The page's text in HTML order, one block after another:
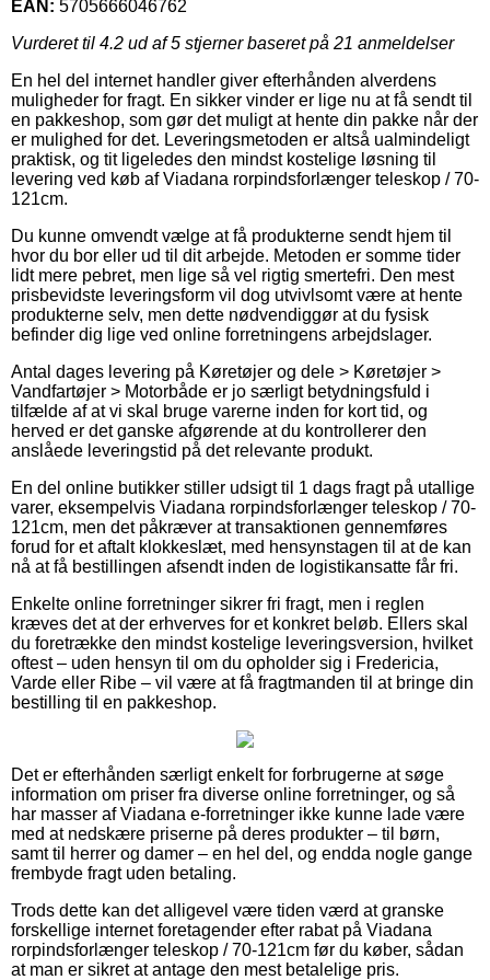
EAN: 5705666046762
Vurderet til 4.2 ud af 5 stjerner baseret på 21 anmeldelser
En hel del internet handler giver efterhånden alverdens
muligheder for fragt. En sikker vinder er lige nu at få sendt til
en pakkeshop, som gør det muligt at hente din pakke når der
er mulighed for det. Leveringsmetoden er altså ualmindeligt
praktisk, og tit ligeledes den mindst kostelige løsning til
levering ved køb af Viadana rorpindsforlænger teleskop / 70-
121cm.
Du kunne omvendt vælge at få produkterne sendt hjem til
hvor du bor eller ud til dit arbejde. Metoden er somme tider
lidt mere pebret, men lige så vel rigtig smertefri. Den mest
prisbevidste leveringsform vil dog utvivlsomt være at hente
produkterne selv, men dette nødvendiggør at du fysisk
befinder dig lige ved online forretningens arbejdslager.
Antal dages levering på Køretøjer og dele > Køretøjer >
Vandfartøjer > Motorbåde er jo særligt betydningsfuld i
tilfælde af at vi skal bruge varerne inden for kort tid, og
herved er det ganske afgørende at du kontrollerer den
anslåede leveringstid på det relevante produkt.
En del online butikker stiller udsigt til 1 dags fragt på utallige
varer, eksempelvis Viadana rorpindsforlænger teleskop / 70-
121cm, men det påkræver at transaktionen gennemføres
forud for et aftalt klokkeslæt, med hensynstagen til at de kan
nå at få bestillingen afsendt inden de logistikansatte får fri.
Enkelte online forretninger sikrer fri fragt, men i reglen
kræves det at der erhverves for et konkret beløb. Ellers skal
du foretrække den mindst kostelige leveringsversion, hvilket
oftest – uden hensyn til om du opholder sig i Fredericia,
Varde eller Ribe – vil være at få fragtmanden til at bringe din
bestilling til en pakkeshop.
Det er efterhånden særligt enkelt for forbrugerne at søge
information om priser fra diverse online forretninger, og så
har masser af Viadana e-forretninger ikke kunne lade være
med at nedskære priserne på deres produkter – til børn,
samt til herrer og damer – en hel del, og endda nogle gange
frembyde fragt uden betaling.
Trods dette kan det alligevel være tiden værd at granske
forskellige internet foretagender efter rabat på Viadana
rorpindsforlænger teleskop / 70-121cm før du køber, sådan
at man er sikret at antage den mest betalelige pris.